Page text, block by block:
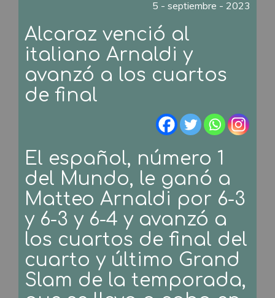
5 - septiembre - 2023
Alcaraz venció al
italiano Arnaldi y
avanzó a los cuartos
de final
El español, número 1
del Mundo, le ganó a
Matteo Arnaldi por 6-3
y 6-3 y 6-4 y avanzó a
los cuartos de final del
cuarto y último Grand
Slam de la temporada,